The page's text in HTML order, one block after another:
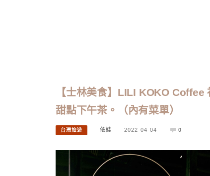
【士林美食】LILI KOKO
甜點下午茶。（內有菜單）
台灣旅遊 依娃 2022-04-04 0